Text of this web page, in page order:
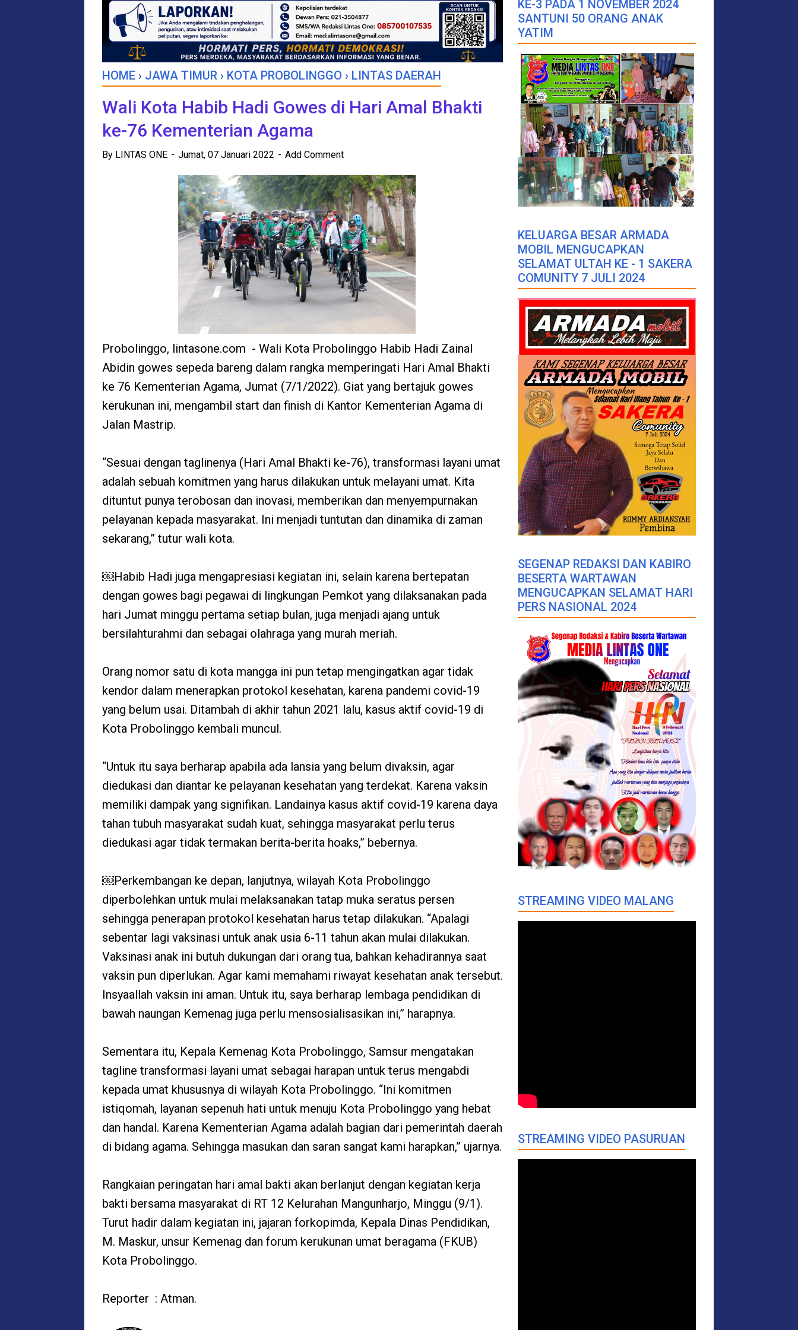
HOME › JAWA TIMUR › KOTA PROBOLINGGO › LINTAS DAERAH
Wali Kota Habib Hadi Gowes di Hari Amal Bhakti
ke-76 Kementerian Agama
By LINTAS ONE Jumat, 07 Januari 2022 Add Comment
Probolinggo, lintasone.com - Wali Kota Probolinggo Habib Hadi Zainal
Abidin gowes sepeda bareng dalam rangka memperingati Hari Amal Bhakti
ke 76 Kementerian Agama, Jumat (7/1/2022). Giat yang bertajuk gowes
kerukunan ini, mengambil start dan finish di Kantor Kementerian Agama di
Jalan Mastrip.
“Sesuai dengan taglinenya (Hari Amal Bhakti ke-76), transformasi layani umat
adalah sebuah komitmen yang harus dilakukan untuk melayani umat. Kita
dituntut punya terobosan dan inovasi, memberikan dan menyempurnakan
pelayanan kepada masyarakat. Ini menjadi tuntutan dan dinamika di zaman
sekarang,” tutur wali kota.
￼Habib Hadi juga mengapresiasi kegiatan ini, selain karena bertepatan
dengan gowes bagi pegawai di lingkungan Pemkot yang dilaksanakan pada
hari Jumat minggu pertama setiap bulan, juga menjadi ajang untuk
bersilahturahmi dan sebagai olahraga yang murah meriah.
Orang nomor satu di kota mangga ini pun tetap mengingatkan agar tidak
kendor dalam menerapkan protokol kesehatan, karena pandemi covid-19
yang belum usai. Ditambah di akhir tahun 2021 lalu, kasus aktif covid-19 di
Kota Probolinggo kembali muncul.
“Untuk itu saya berharap apabila ada lansia yang belum divaksin, agar
diedukasi dan diantar ke pelayanan kesehatan yang terdekat. Karena vaksin
memiliki dampak yang signifikan. Landainya kasus aktif covid-19 karena daya
tahan tubuh masyarakat sudah kuat, sehingga masyarakat perlu terus
diedukasi agar tidak termakan berita-berita hoaks,” bebernya.
￼Perkembangan ke depan, lanjutnya, wilayah Kota Probolinggo
diperbolehkan untuk mulai melaksanakan tatap muka seratus persen
sehingga penerapan protokol kesehatan harus tetap dilakukan. “Apalagi
sebentar lagi vaksinasi untuk anak usia 6-11 tahun akan mulai dilakukan.
Vaksinasi anak ini butuh dukungan dari orang tua, bahkan kehadirannya saat
vaksin pun diperlukan. Agar kami memahami riwayat kesehatan anak tersebut.
Insyaallah vaksin ini aman. Untuk itu, saya berharap lembaga pendidikan di
bawah naungan Kemenag juga perlu mensosialisasikan ini,” harapnya.
Sementara itu, Kepala Kemenag Kota Probolinggo, Samsur mengatakan
tagline transformasi layani umat sebagai harapan untuk terus mengabdi
kepada umat khususnya di wilayah Kota Probolinggo. “Ini komitmen
istiqomah, layanan sepenuh hati untuk menuju Kota Probolinggo yang hebat
dan handal. Karena Kementerian Agama adalah bagian dari pemerintah daerah
di bidang agama. Sehingga masukan dan saran sangat kami harapkan,” ujarnya.
Rangkaian peringatan hari amal bakti akan berlanjut dengan kegiatan kerja
bakti bersama masyarakat di RT 12 Kelurahan Mangunharjo, Minggu (9/1).
Turut hadir dalam kegiatan ini, jajaran forkopimda, Kepala Dinas Pendidikan,
M. Maskur, unsur Kemenag dan forum kerukunan umat beragama (FKUB)
Kota Probolinggo.
Reporter : Atman.
KE-3 PADA 1 NOVEMBER 2024
SANTUNI 50 ORANG ANAK
YATIM
KELUARGA BESAR ARMADA
MOBIL MENGUCAPKAN
SELAMAT ULTAH KE - 1 SAKERA
COMUNITY 7 JULI 2024
SEGENAP REDAKSI DAN KABIRO
BESERTA WARTAWAN
MENGUCAPKAN SELAMAT HARI
PERS NASIONAL 2024
STREAMING VIDEO MALANG
STREAMING VIDEO PASURUAN